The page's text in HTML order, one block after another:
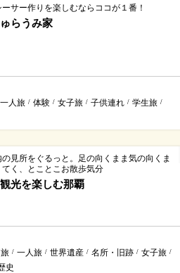
サー作りを楽しむならココが１番！
らうみ家
一人旅 / 体験 / 女子旅 / 子供連れ / 学生旅 /
見所をぐるっと。足の向くまま気の向くま
てく、とことこお散歩気分
光を楽しむ那覇
/ 一人旅 / 世界遺産 / 名所・旧跡 / 女子旅 /
史